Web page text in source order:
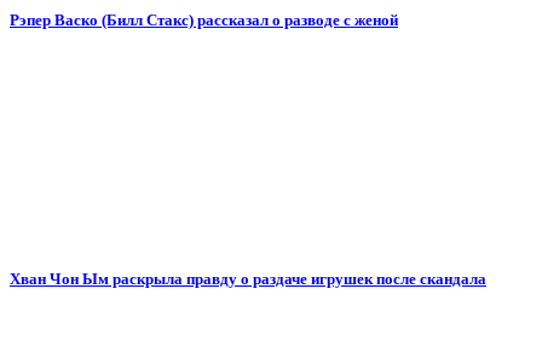
Рэпер Васко (Билл Стакс) рассказал о разводе с женой
Хван Чон Ым раскрыла правду о раздаче игрушек после скандала